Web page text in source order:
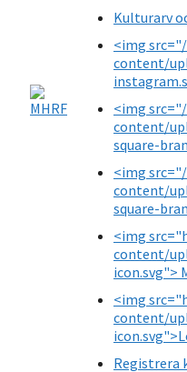
Kulturarv
<img
content/
<img
content/
square-
<img
content/
square-
<img
content/
icon.svg">
<img
content/
Registrera